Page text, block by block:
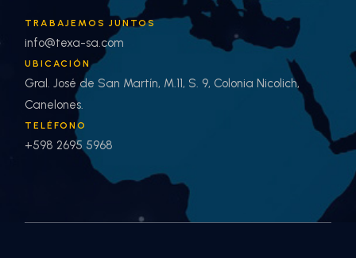
TRABAJEMOS JUNTOS
info@texa-sa.com
UBICACIÓN
Gral. José de San Martín, M.11, S. 9, Colonia Nicolich,
Canelones.
TELÉFONO
+598 2695 5968